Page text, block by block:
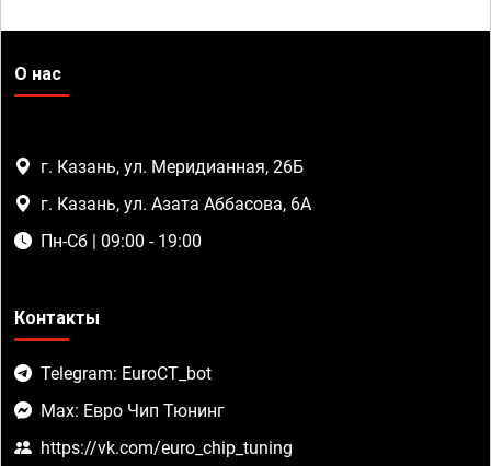
О нас
г. Казань, ул. Меридианная, 26Б
г. Казань, ул. Азата Аббасова, 6А
Пн-Сб | 09:00 - 19:00
Контакты
Telegram: EuroCT_bot
Max: Евро Чип Тюнинг
https://vk.com/euro_chip_tuning